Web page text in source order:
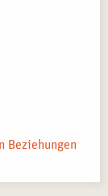
Beziehungen